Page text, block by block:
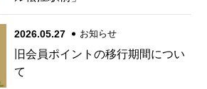
2026.05.27 お知らせ
旧会員ポイントの移行期間につい
て